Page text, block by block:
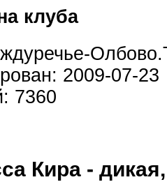
клуба
2009-07-23
7360
Кира -